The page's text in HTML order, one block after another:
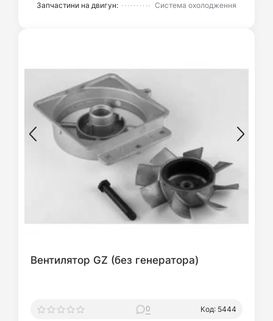
Запчастини на двигун: Система охолодження
Вентилятор GZ (без генератора)
0 Код: 5444